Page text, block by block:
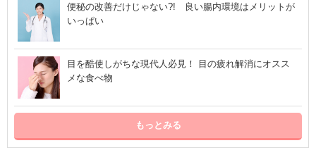
便秘の改善だけじゃない?! 良い腸内環境はメリットが
いっぱい
目を酷使しがちな現代人必見！ 目の疲れ解消にオスス
メな食べ物
もっとみる